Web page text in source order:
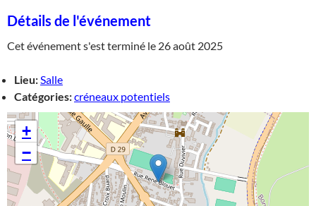
Détails de l'événement
Cet événement s'est terminé le 26 août 2025
Lieu:Salle
Catégories:créneaux potentiels
+
−